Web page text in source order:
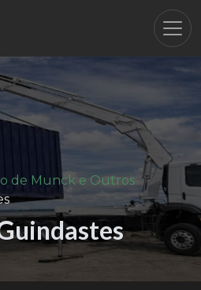
de Munck e Outros